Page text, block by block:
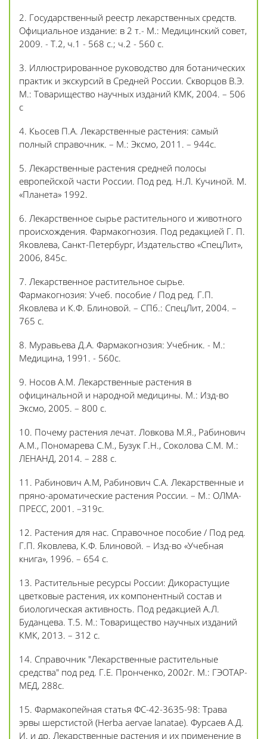
2. Государственный реестр лекарственных средств.
Официальное издание: в 2 т.- М.: Медицинский совет,
2009. - Т.2, ч.1 - 568 с.; ч.2 - 560 с.
3. Иллюстрированное руководство для ботанических
практик и экскурсий в Средней России. Скворцов В.Э.
М.: Товарищество научных изданий КМК, 2004. – 506
с
4. Кьосев П.А. Лекарственные растения: самый
полный справочник. – М.: Эксмо, 2011. – 944с.
5. Лекарственные растения средней полосы
европейской части России. Под ред. Н.Л. Кучиной. М.
«Планета» 1992.
6. Лекарственное сырье растительного и животного
происхождения. Фармакогнозия. Под редакцией Г. П.
Яковлева, Санкт-Петербург, Издательство «СпецЛит»,
2006, 845с.
7. Лекарственное растительное сырье.
Фармакогнозия: Учеб. пособие / Под ред. Г.П.
Яковлева и К.Ф. Блиновой. – СПб.: СпецЛит, 2004. –
765 с.
8. Муравьева Д.А. Фармакогнозия: Учебник. - М.:
Медицина, 1991. - 560с.
9. Носов А.М. Лекарственные растения в
официнальной и народной медицины. М.: Изд-во
Эксмо, 2005. – 800 с.
10. Почему растения лечат. Ловкова М.Я., Рабинович
А.М., Пономарева С.М., Бузук Г.Н., Соколова С.М. М.:
ЛЕНАНД, 2014. – 288 с.
11. Рабинович А.М, Рабинович С.А. Лекарственные и
пряно-ароматические растения России. – М.: ОЛМА-
ПРЕСС, 2001. –319с.
12. Растения для нас. Справочное пособие / Под ред.
Г.П. Яковлева, К.Ф. Блиновой. – Изд-во «Учебная
книга», 1996. – 654 с.
13. Растительные ресурсы России: Дикорастущие
цветковые растения, их компонентный состав и
биологическая активность. Под редакцией А.Л.
Буданцева. Т.5. М.: Товарищество научных изданий
КМК, 2013. – 312 с.
14. Справочник "Лекарственные растительные
средства" под ред. Г.Е. Пронченко, 2002г. М.: ГЭОТАР-
МЕД, 288с.
15. Фармакопейная статья ФС-42-3635-98: Трава
эрвы шерстистой (Herba aervae lanatae). Фурсаев А.Д.
И. и др. Лекарственные растения и их применение в